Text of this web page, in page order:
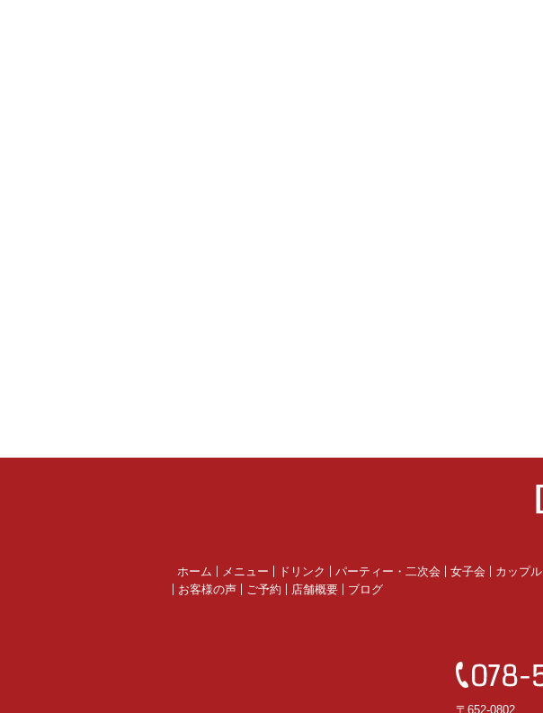
ホーム メニュー ドリンク パーティー・二次会 女子会
カップル
お客様の声
ご予約 店舗概要 ブログ
〒652-0802